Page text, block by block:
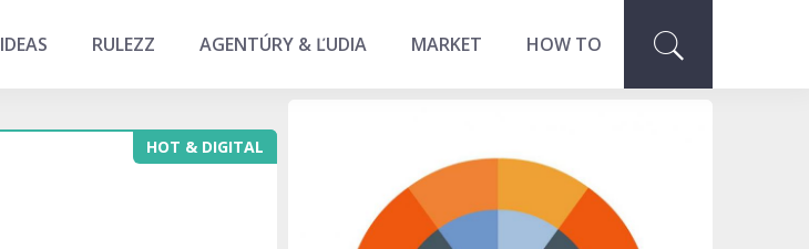
IDEAS RULEZZ AGENTÚRY & ĽUDIA MARKET HOW TO
HOT & DIGITAL